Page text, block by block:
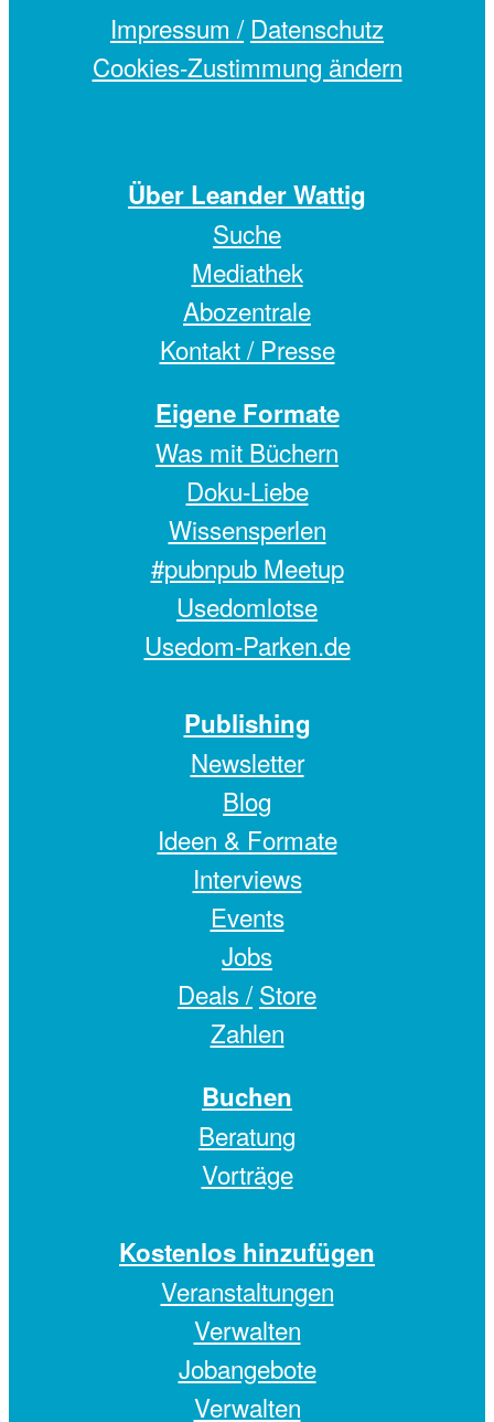
Impressum / Datenschutz
Cookies-Zustimmung ändern
Über Leander Wattig
Suche
Mediathek
Abozentrale
Kontakt / Presse
Eigene Formate
Was mit Büchern
Doku-Liebe
Wissensperlen
#pubnpub Meetup
Usedomlotse
Usedom-Parken.de
Publishing
Newsletter
Blog
Ideen & Formate
Interviews
Events
Jobs
Deals / Store
Zahlen
Buchen
Beratung
Vorträge
Kostenlos hinzufügen
Veranstaltungen
Verwalten
Jobangebote
Verwalten